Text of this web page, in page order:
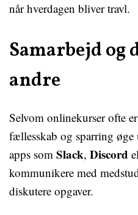
når hverdagen bliver travl.
Samarbejd og
andre
Selvom onlinekurser ofte
fællesskab og sparring
apps som Slack, Discord
kommunikere med
diskutere opgaver.